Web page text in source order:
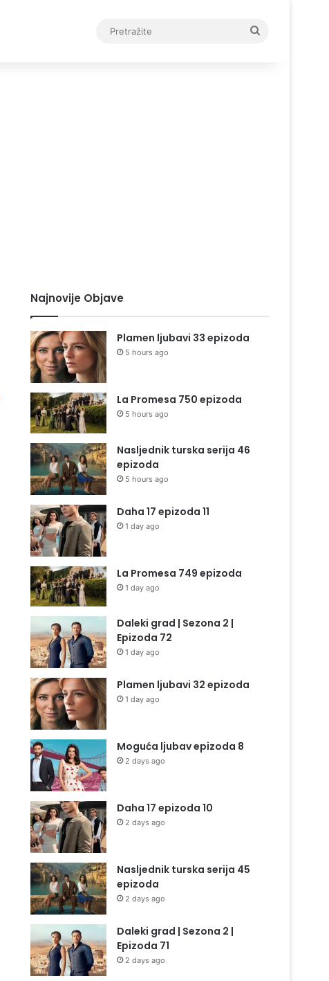
Najnovije Objave
Plamen ljubavi 33 epizoda
5 hours ago
La Promesa 750 epizoda
5 hours ago
Nasljednik turska serija 46
epizoda
5 hours ago
Daha 17 epizoda 11
1 day ago
La Promesa 749 epizoda
1 day ago
Daleki grad | Sezona 2 |
Epizoda 72
1 day ago
Plamen ljubavi 32 epizoda
1 day ago
Moguća ljubav epizoda 8
2 days ago
Daha 17 epizoda 10
2 days ago
Nasljednik turska serija 45
epizoda
2 days ago
Daleki grad | Sezona 2 |
Epizoda 71
2 days ago